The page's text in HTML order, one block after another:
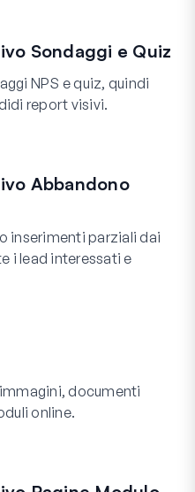
Sondaggi e Quiz
NPS e quiz, quindi
report visivi.
Abbandono
inserimenti parziali dai
i lead interessati e
documenti
online.